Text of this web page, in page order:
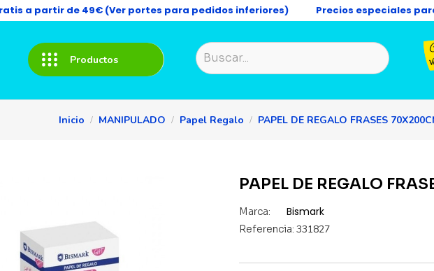
a partir de 49€ (Ver portes para pedidos inferiores) Precios especiales
Productos
Inicio MANIPULADO Papel Regalo PAPEL DE REGALO FRASES
PAPEL DE REGALO
Marca: Bismark
Referencia: 331827